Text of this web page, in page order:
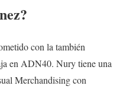
?
con la también
en ADN40. Nury tiene una
Merchandising con